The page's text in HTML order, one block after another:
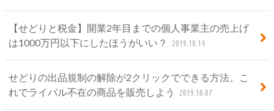
【せどりと税金】開業2年目までの個人事業主の売上げ
は1000万円以下にしたほうがいい？
2019.10.14
せどりの出品規制の解除が2クリックでできる方法。こ
れでライバル不在の商品を販売しよう
2019.10.07